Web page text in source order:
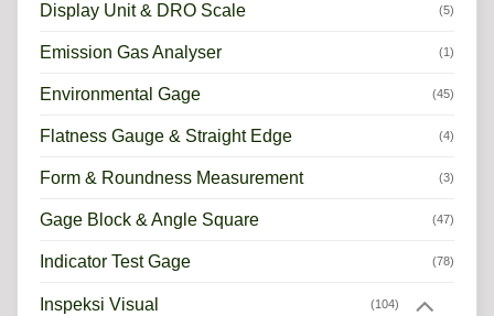
Display Unit & DRO Scale (5)
Emission Gas Analyser (1)
Environmental Gage (45)
Flatness Gauge & Straight Edge (4)
Form & Roundness Measurement (3)
Gage Block & Angle Square (47)
Indicator Test Gage (78)
Inspeksi Visual (104)